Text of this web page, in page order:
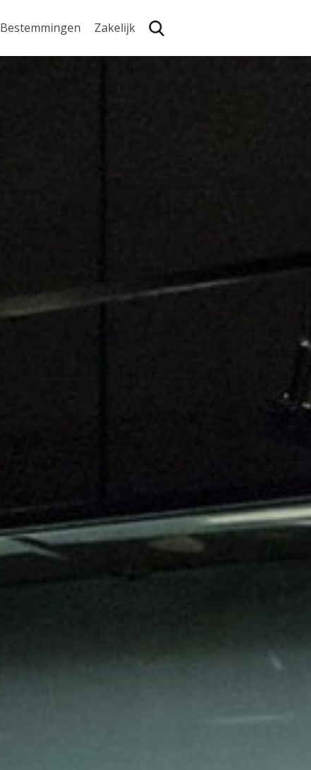
Bestemmingen Zakelijk